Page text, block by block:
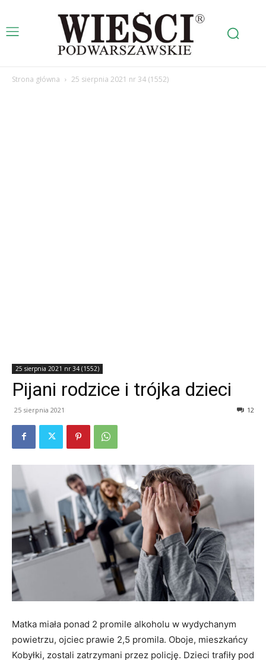
Strona główna 25 sierpnia 2021 nr 34 (1552)
25 sierpnia 2021 nr 34 (1552)
Pijani rodzice i trójka dzieci
25 sierpnia 2021 12
Matka miała ponad 2 promile alkoholu w wydychanym
powietrzu, ojciec prawie 2,5 promila. Oboje, mieszkańcy
Kobyłki, zostali zatrzymani przez policję. Dzieci trafiły pod